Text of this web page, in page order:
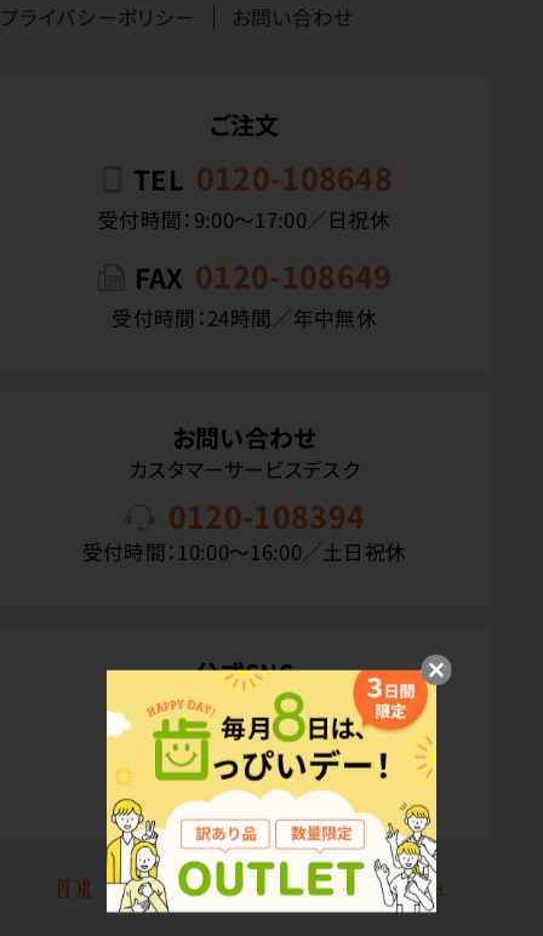
プライバシーポリシー
お問い合わせ
ご注文
TEL 0120-108648
受付時間：9:00〜17:00／日祝休
FAX 0120-108649
受付時間：24時間／年中無休
お問い合わせ
カスタマーサービスデスク
0120-108394
受付時間：10:00〜16:00／土日祝休
公式SNS
Copyright(C) P.D.R. Co.,Ltd. All Rights Reserved.